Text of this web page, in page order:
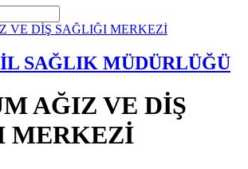
SAĞLIK MÜDÜRLÜĞÜ
AĞIZ VE DİŞ
MERKEZİ